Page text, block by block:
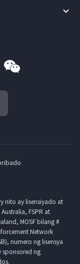
nito ay lisensiyado at
FSPR at
MOSF bilang #
Network
numero ng lisensya
sponsored ng